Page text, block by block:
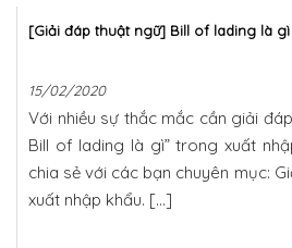
[Giải đáp thuật ngữ] Bill of lading là
15/02/2020
Với nhiều sự thắc mắc cần giải
Bill of lading là gì” trong xuất
chia sẻ với các bạn chuyên mục:
xuất nhập khẩu. […]